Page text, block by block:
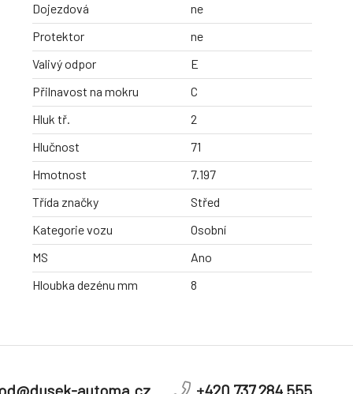
Dojezdová
ne
Protektor
ne
Valivý odpor
E
Přilnavost na mokru
C
Hluk tř.
2
Hlučnost
71
Hmotnost
7.197
Třída značky
Střed
Kategorie vozu
Osobní
MS
Ano
Hloubka dezénu mm
8